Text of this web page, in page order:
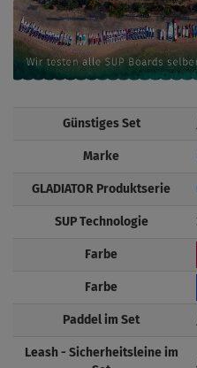
Günstiges Set
Marke
GLADIATOR Produktserie
SUP Technologie
Farbe
Farbe
Paddel im Set
Leash - Sicherheitsleine im